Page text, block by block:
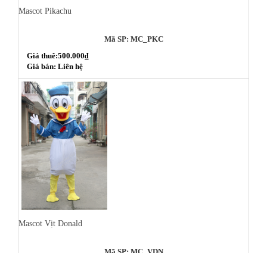
Mascot Pikachu
Mã SP: MC_PKC
Giá thuê:500.000₫
Giá bán: Liên hệ
Mascot Vịt Donald